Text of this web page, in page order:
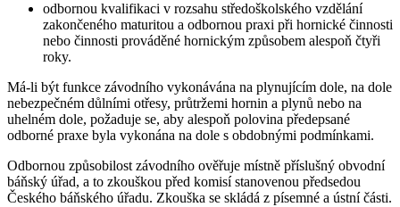
odbornou kvalifikaci v rozsahu středoškolského vzdělání
zakončeného maturitou a odbornou praxi při hornické činnosti
nebo činnosti prováděné hornickým způsobem alespoň čtyři
roky.
Má-li být funkce závodního vykonávána na plynujícím dole, na dole
nebezpečném důlními otřesy, průtržemi hornin a plynů nebo na
uhelném dole, požaduje se, aby alespoň polovina předepsané
odborné praxe byla vykonána na dole s obdobnými podmínkami.
Odbornou způsobilost závodního ověřuje místně příslušný obvodní
báňský úřad, a to zkouškou před komisí stanovenou předsedou
Českého báňského úřadu. Zkouška se skládá z písemné a ústní části.